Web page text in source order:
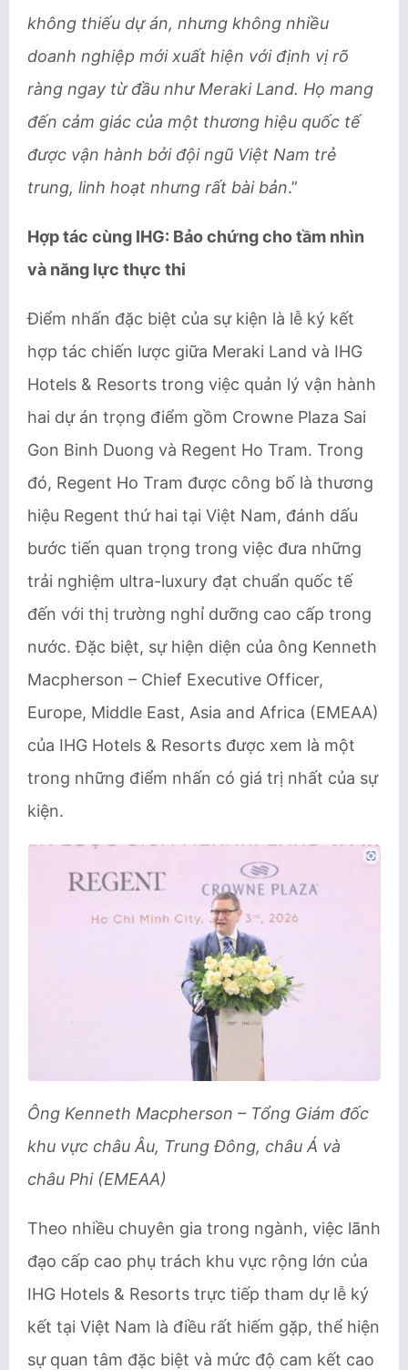
không thiếu dự án, nhưng không nhiều
doanh nghiệp mới xuất hiện với định vị rõ
ràng ngay từ đầu như Meraki Land. Họ mang
đến cảm giác của một thương hiệu quốc tế
được vận hành bởi đội ngũ Việt Nam trẻ
trung, linh hoạt nhưng rất bài bản.”
Hợp tác cùng IHG: Bảo chứng cho tầm nhìn
và năng lực thực thi
Điểm nhấn đặc biệt của sự kiện là lễ ký kết
hợp tác chiến lược giữa Meraki Land và IHG
Hotels & Resorts trong việc quản lý vận hành
hai dự án trọng điểm gồm Crowne Plaza Sai
Gon Binh Duong và Regent Ho Tram. Trong
đó, Regent Ho Tram được công bố là thương
hiệu Regent thứ hai tại Việt Nam, đánh dấu
bước tiến quan trọng trong việc đưa những
trải nghiệm ultra-luxury đạt chuẩn quốc tế
đến với thị trường nghỉ dưỡng cao cấp trong
nước. Đặc biệt, sự hiện diện của ông Kenneth
Macpherson – Chief Executive Officer,
Europe, Middle East, Asia and Africa (EMEAA)
của IHG Hotels & Resorts được xem là một
trong những điểm nhấn có giá trị nhất của sự
kiện.
Ông Kenneth Macpherson – Tổng Giám đốc
khu vực châu Âu, Trung Đông, châu Á và
châu Phi (EMEAA)
Theo nhiều chuyên gia trong ngành, việc lãnh
đạo cấp cao phụ trách khu vực rộng lớn của
IHG Hotels & Resorts trực tiếp tham dự lễ ký
kết tại Việt Nam là điều rất hiếm gặp, thể hiện
sự quan tâm đặc biệt và mức độ cam kết cao